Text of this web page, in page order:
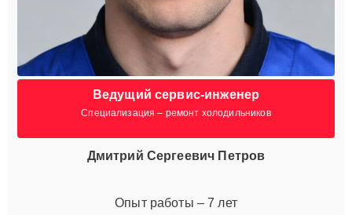
Ведущий сервис-инженер
Специализация – ремонт холодильников
Дмитрий Сергеевич Петров
Опыт работы – 7 лет